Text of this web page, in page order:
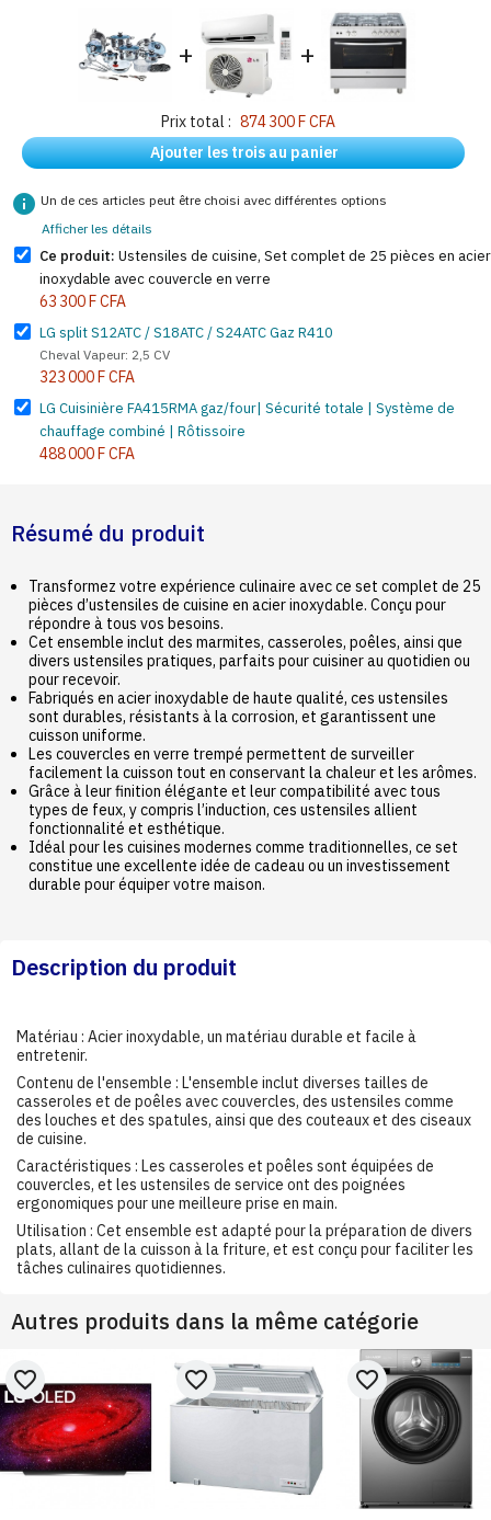
+ +
Prix total : 874 300 F CFA
Ajouter les trois au panier
info Un de ces articles peut être choisi avec différentes options
Afficher les détails
Ce produit: Ustensiles de cuisine, Set complet de 25 pièces en acier
inoxydable avec couvercle en verre
63 300 F CFA
LG split S12ATC / S18ATC / S24ATC Gaz R410
Cheval Vapeur: 2,5 CV
323 000 F CFA
LG Cuisinière FA415RMA gaz/four| Sécurité totale | Système de
chauffage combiné | Rôtissoire
488 000 F CFA
Résumé du produit
Transformez votre expérience culinaire avec ce set complet de 25
pièces d’ustensiles de cuisine en acier inoxydable. Conçu pour
répondre à tous vos besoins.
Cet ensemble inclut des marmites, casseroles, poêles, ainsi que
divers ustensiles pratiques, parfaits pour cuisiner au quotidien ou
pour recevoir.
Fabriqués en acier inoxydable de haute qualité, ces ustensiles
sont durables, résistants à la corrosion, et garantissent une
cuisson uniforme.
Les couvercles en verre trempé permettent de surveiller
facilement la cuisson tout en conservant la chaleur et les arômes.
Grâce à leur finition élégante et leur compatibilité avec tous
types de feux, y compris l’induction, ces ustensiles allient
fonctionnalité et esthétique.
Idéal pour les cuisines modernes comme traditionnelles, ce set
constitue une excellente idée de cadeau ou un investissement
durable pour équiper votre maison.
Description du produit
Matériau : Acier inoxydable, un matériau durable et facile à
entretenir.
Contenu de l'ensemble : L'ensemble inclut diverses tailles de
casseroles et de poêles avec couvercles, des ustensiles comme
des louches et des spatules, ainsi que des couteaux et des ciseaux
de cuisine.
Caractéristiques : Les casseroles et poêles sont équipées de
couvercles, et les ustensiles de service ont des poignées
ergonomiques pour une meilleure prise en main.
Utilisation : Cet ensemble est adapté pour la préparation de divers
plats, allant de la cuisson à la friture, et est conçu pour faciliter les
tâches culinaires quotidiennes.
Autres produits dans la même catégorie
favorite_border favorite_border favorite_border